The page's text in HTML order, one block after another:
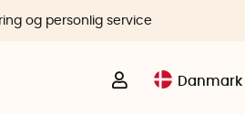
Danmark
og personlig service